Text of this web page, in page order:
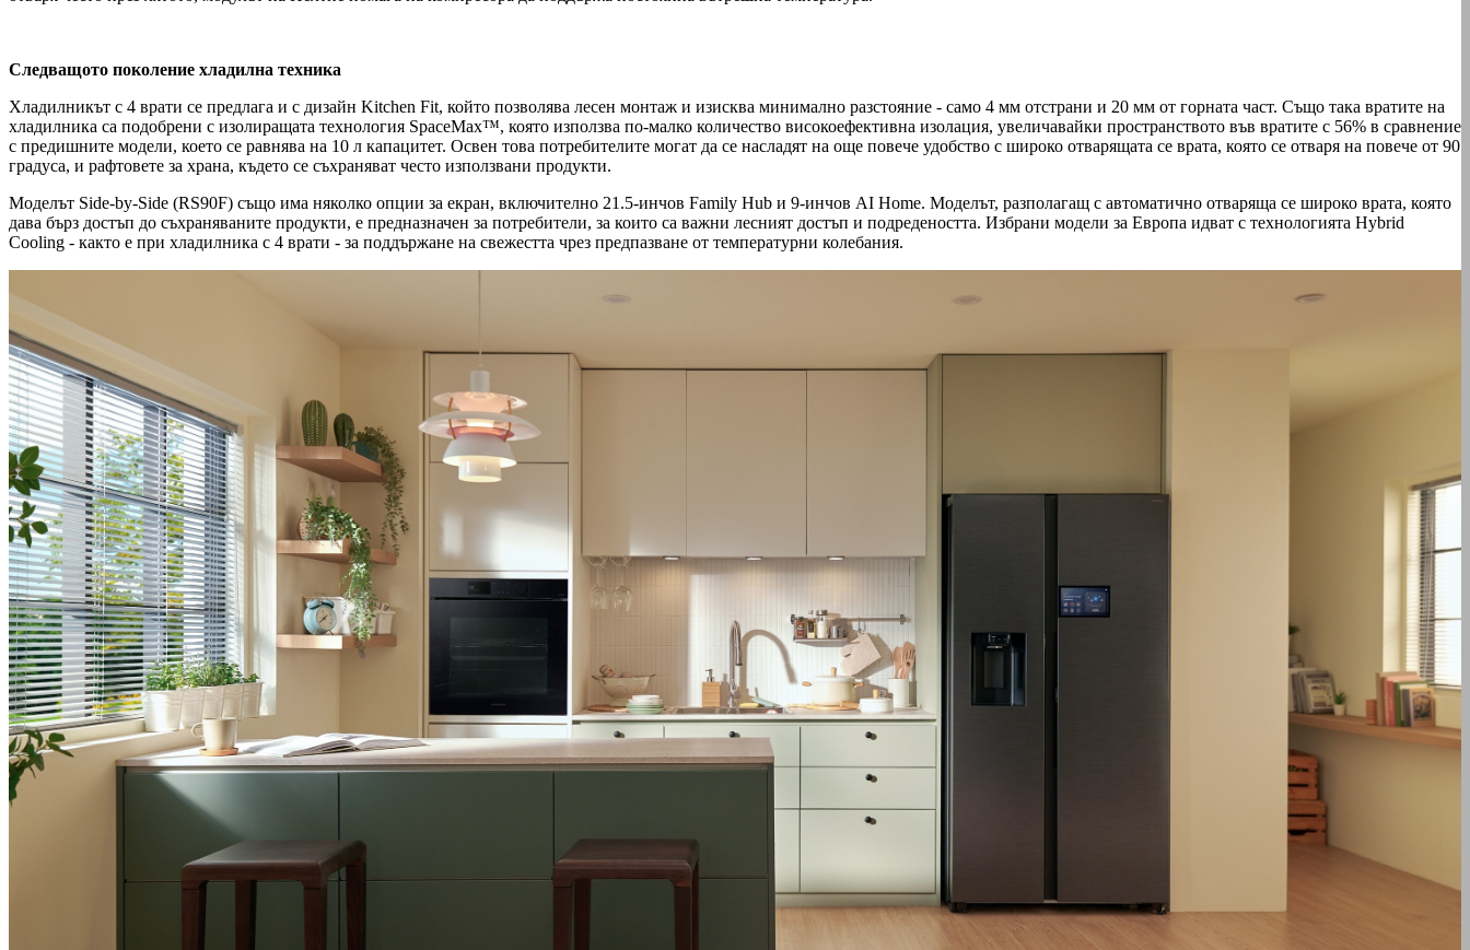
Следващото поколение хладилна техника
Хладилникът с 4 врати се предлага и с дизайн Kitchen Fit, който позволява лесен монтаж и изисква минимално разстояние - само 4 мм отстрани и 20 мм от горната част. Също така вратите на
хладилника са подобрени с изолиращата технология SpaceMax™, която използва по-малко количество високоефективна изолация, увеличавайки пространството във вратите с 56% в сравнение
с предишните модели, което се равнява на 10 л капацитет. Освен това потребителите могат да се насладят на още повече удобство с широко отварящата се врата, която се отваря на повече от 90
градуса, и рафтовете за храна, където се съхраняват често използвани продукти.
Моделът Side-by-Side (RS90F) също има няколко опции за екран, включително 21.5-инчов Family Hub и 9-инчов AI Home. Моделът, разполагащ с автоматично отваряща се широко врата, която
дава бърз достъп до съхраняваните продукти, е предназначен за потребители, за които са важни лесният достъп и подредеността. Избрани модели за Европа идват с технологията Hybrid
Cooling - както е при хладилника с 4 врати - за поддържане на свежестта чрез предпазване от температурни колебания.